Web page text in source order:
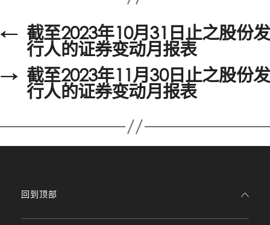
← 截至2023年10月31日止之股份发
行人的证券变动月报表
→ 截至2023年11月30日止之股份发
行人的证券变动月报表
回到顶部